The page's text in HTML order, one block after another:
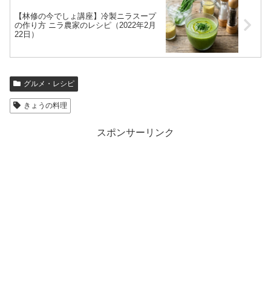
【林修の今でしょ講座】冷製ニラスープ
の作り方 ニラ農家のレシピ（2022年2月
22日）
グルメ・レシピ
きょうの料理
スポンサーリンク